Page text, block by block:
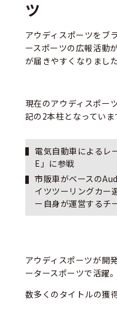
ツ
アウディスポーツをブ
ースポーツの広報活動
が届きやすくなりました
現在のアウディスポー
記の2本柱となっていま
電気自動車によるレ
E」に参戦
市販車がベースの
イツツーリングカー
ー自身が運営するチ
アウディスポーツが開
ータースポーツで活躍。
数多くのタイトルの獲